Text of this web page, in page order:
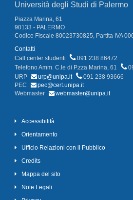
Università degli Studi di Palermo
Piazza Marina, 61
90133 - PALERMO
Codice Fiscale 80023730825, Partita IVA
Contatti
Call center studenti
091 238 86472
Telefono Amm. C.le di P.zza Marina, 61
URP
urp@unipa.it
091 238 93666
PEC
pec@cert.unipa.it
Webmaster
webmaster@unipa.it
Accessibilità
Orientamento
Ufficio Relazioni con il Pubblico
Credits
Mappa del sito
Note Legali